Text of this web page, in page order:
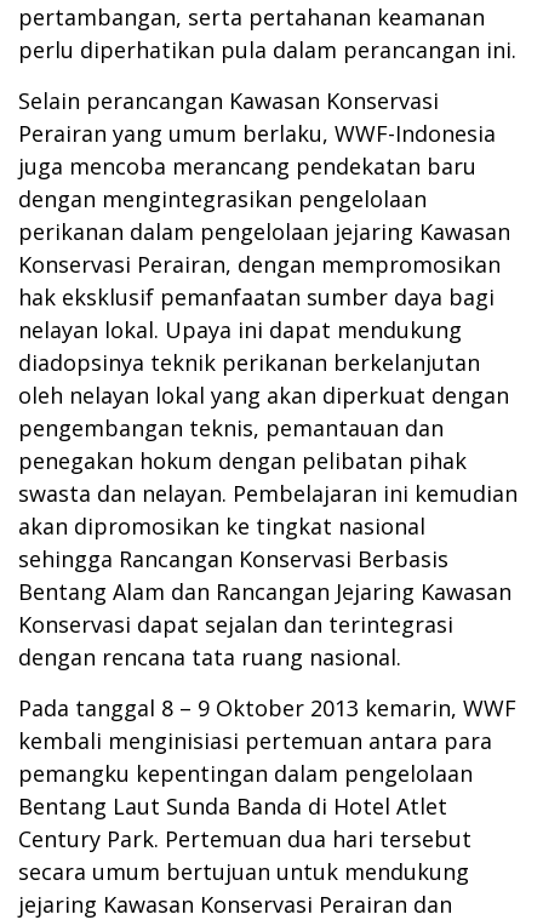
pertambangan, serta pertahanan keamanan
perlu diperhatikan pula dalam perancangan ini.
Selain perancangan Kawasan Konservasi
Perairan yang umum berlaku, WWF-Indonesia
juga mencoba merancang pendekatan baru
dengan mengintegrasikan pengelolaan
perikanan dalam pengelolaan jejaring Kawasan
Konservasi Perairan, dengan mempromosikan
hak eksklusif pemanfaatan sumber daya bagi
nelayan lokal. Upaya ini dapat mendukung
diadopsinya teknik perikanan berkelanjutan
oleh nelayan lokal yang akan diperkuat dengan
pengembangan teknis, pemantauan dan
penegakan hokum dengan pelibatan pihak
swasta dan nelayan. Pembelajaran ini kemudian
akan dipromosikan ke tingkat nasional
sehingga Rancangan Konservasi Berbasis
Bentang Alam dan Rancangan Jejaring Kawasan
Konservasi dapat sejalan dan terintegrasi
dengan rencana tata ruang nasional.
Pada tanggal 8 – 9 Oktober 2013 kemarin, WWF
kembali menginisiasi pertemuan antara para
pemangku kepentingan dalam pengelolaan
Bentang Laut Sunda Banda di Hotel Atlet
Century Park. Pertemuan dua hari tersebut
secara umum bertujuan untuk mendukung
jejaring Kawasan Konservasi Perairan dan